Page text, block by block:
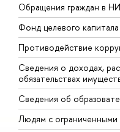
Обращения граждан в
Фонд целевого капитала
Противодействие
Сведения о доходах,
обязательствах
Сведения об
Людям с ограниченными